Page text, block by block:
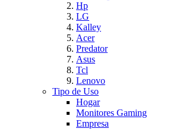
Hp
LG
Kalley
Acer
Predator
Asus
Tcl
Lenovo
Tipo de Uso
Hogar
Monitores Gaming
Empresa